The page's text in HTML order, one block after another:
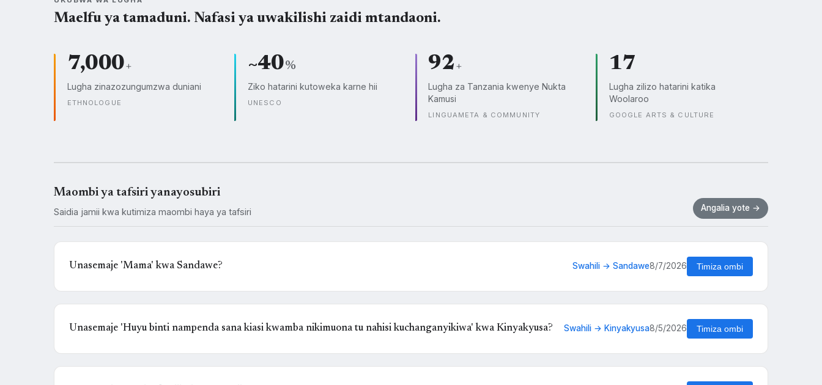
Maelfu ya tamaduni. Nafasi ya uwakilishi zaidi mtandaoni.
7,000+
Lugha zinazozungumzwa duniani
ETHNOLOGUE
~40%
Ziko hatarini kutoweka karne hii
UNESCO
92+
Lugha za Tanzania kwenye Nukta
Kamusi
LINGUAMETA & COMMUNITY
17
Lugha zilizo hatarini katika
Woolaroo
GOOGLE ARTS & CULTURE
Maombi ya tafsiri yanayosubiri
Saidia jamii kwa kutimiza maombi haya ya tafsiri Angalia yote →
Unasemaje 'Mama' kwa Sandawe? Swahili → Sandawe8/7/2026 Timiza ombi
Unasemaje 'Huyu binti nampenda sana kiasi kwamba nikimuona tu nahisi kuchanganyikiwa' kwa Kinyakyusa? Swahili → Kinyakyusa8/5/2026 Timiza ombi